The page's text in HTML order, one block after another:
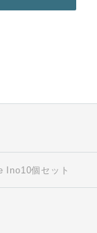
Ino10個セット